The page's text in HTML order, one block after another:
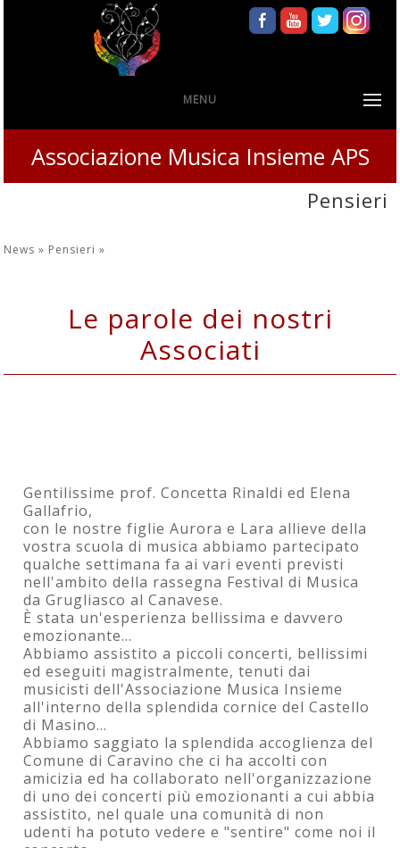
MENU
Associazione Musica Insieme APS
Pensieri
News » Pensieri»
Le parole dei nostri
Associati
Gentilissime prof. Concetta Rinaldi ed Elena
Gallafrio,
con le nostre figlie Aurora e Lara allieve della
vostra scuola di musica abbiamo partecipato
qualche settimana fa ai vari eventi previsti
nell'ambito della rassegna Festival di Musica
da Grugliasco al Canavese.
È stata un'esperienza bellissima e davvero
emozionante...
Abbiamo assistito a piccoli concerti, bellissimi
ed eseguiti magistralmente, tenuti dai
musicisti dell'Associazione Musica Insieme
all'interno della splendida cornice del Castello
di Masino...
Abbiamo saggiato la splendida accoglienza del
Comune di Caravino che ci ha accolti con
amicizia ed ha collaborato nell'organizzazione
di uno dei concerti più emozionanti a cui abbia
assistito, nel quale una comunità di non
udenti ha potuto vedere e "sentire" come noi il